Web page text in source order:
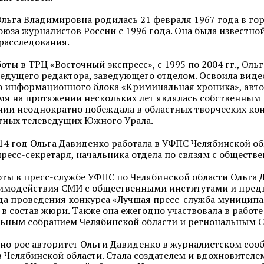
Владимировна родилась 21 февраля 1967 года в
журналистов России с 1996 года. Она была
в ТРЦ «Восточный экспресс», с 1995 по 2004 гг.,
редактора, заведующего отделом. Освоила
информационного блока «Криминальная хроника»,
на протяжении нескольких лет являлась
неоднократно побеждала в областных творческих
телеведущих Южного Урала.
год Ольга Давиденко работала в УФПС Челябинской
секретаря, начальника отдела по связям с
в пресс-службе УФПС по Челябинской области
СМИ с общественными институтами и
проведения конкурса «Лучшая пресс-служба
состав жюри. Также она ежегодно участвовала в
собранием Челябинской области и
рос авторитет Ольги Давиденко в журналистском
Челябинской области. Стала создателем и